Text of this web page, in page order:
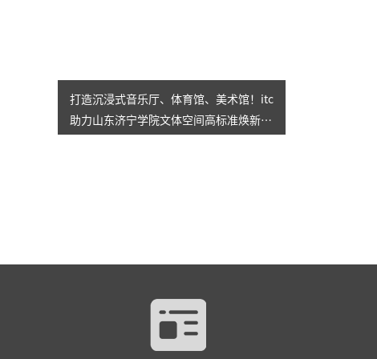
打造沉浸式音乐厅、体育馆、美术馆！itc
助力山东济宁学院文体空间高标准焕新升